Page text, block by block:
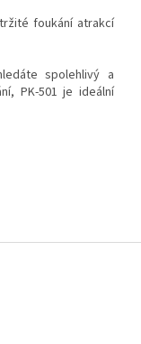
foukání atrakcí
spolehlivý a
PK-501 je ideální